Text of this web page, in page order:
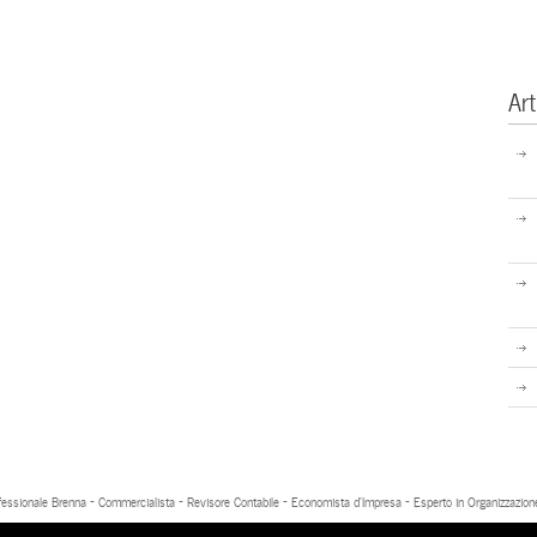
Brenna - Commercialista - Revisore Contabile - Economista d'Impresa - Esperto in